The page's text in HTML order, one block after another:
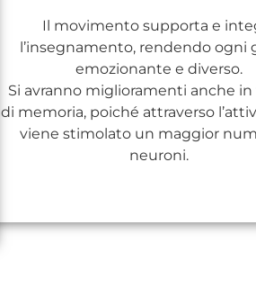
Il movimento supporta e
l’insegnamento, rendendo ogni
emozionante e diverso.
Si avranno miglioramenti anche
di memoria, poiché attraverso
viene stimolato un maggior
neuroni.